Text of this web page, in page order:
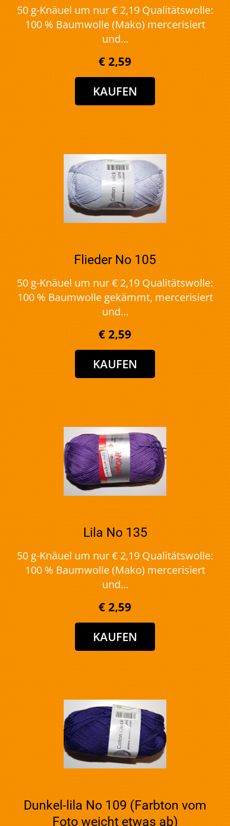
50 g-Knäuel um nur € 2,19 Qualitätswolle:
100 % Baumwolle (Mako) mercerisiert
und...
€ 2,59
Flieder No 105
50 g-Knäuel um nur € 2,19 Qualitätswolle:
100 % Baumwolle gekämmt, mercerisiert
und...
€ 2,59
Lila No 135
50 g-Knäuel um nur € 2,19 Qualitätswolle:
100 % Baumwolle (Mako) mercerisiert
und...
€ 2,59
Dunkel-lila No 109 (Farbton vom
Foto weicht etwas ab)